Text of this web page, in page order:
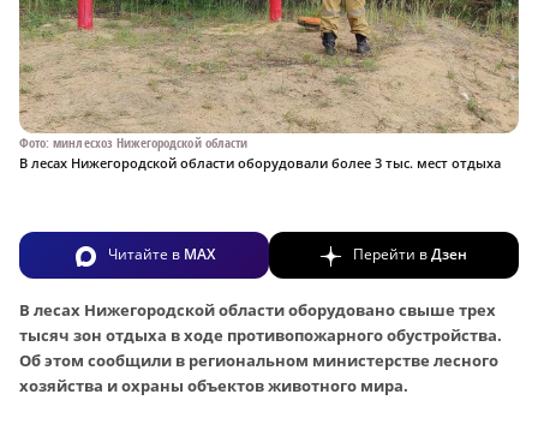
Фото: минлесхоз Нижегородской области
В лесах Нижегородской области оборудовали более 3 тыс. мест отдыха
Читайте в MAX Перейти вДзен
В лесах Нижегородской области оборудовано свыше трех
тысяч зон отдыха в ходе противопожарного обустройства.
Об этом сообщили в региональном министерстве лесного
хозяйства и охраны объектов животного мира.